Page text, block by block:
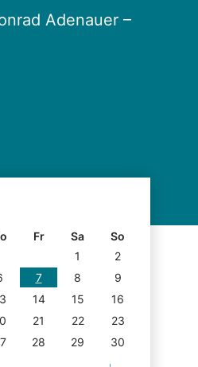
Adenauer –
Fr Sa
So
1
2
7 8
9
14 15
16
21 22
23
28 29
30